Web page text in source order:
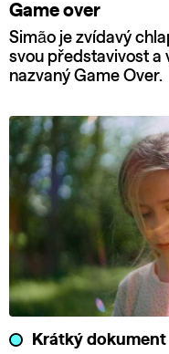
Game over
Simão je zvídavý
svou představivost a
nazvaný Game Over.
Krátký dokument